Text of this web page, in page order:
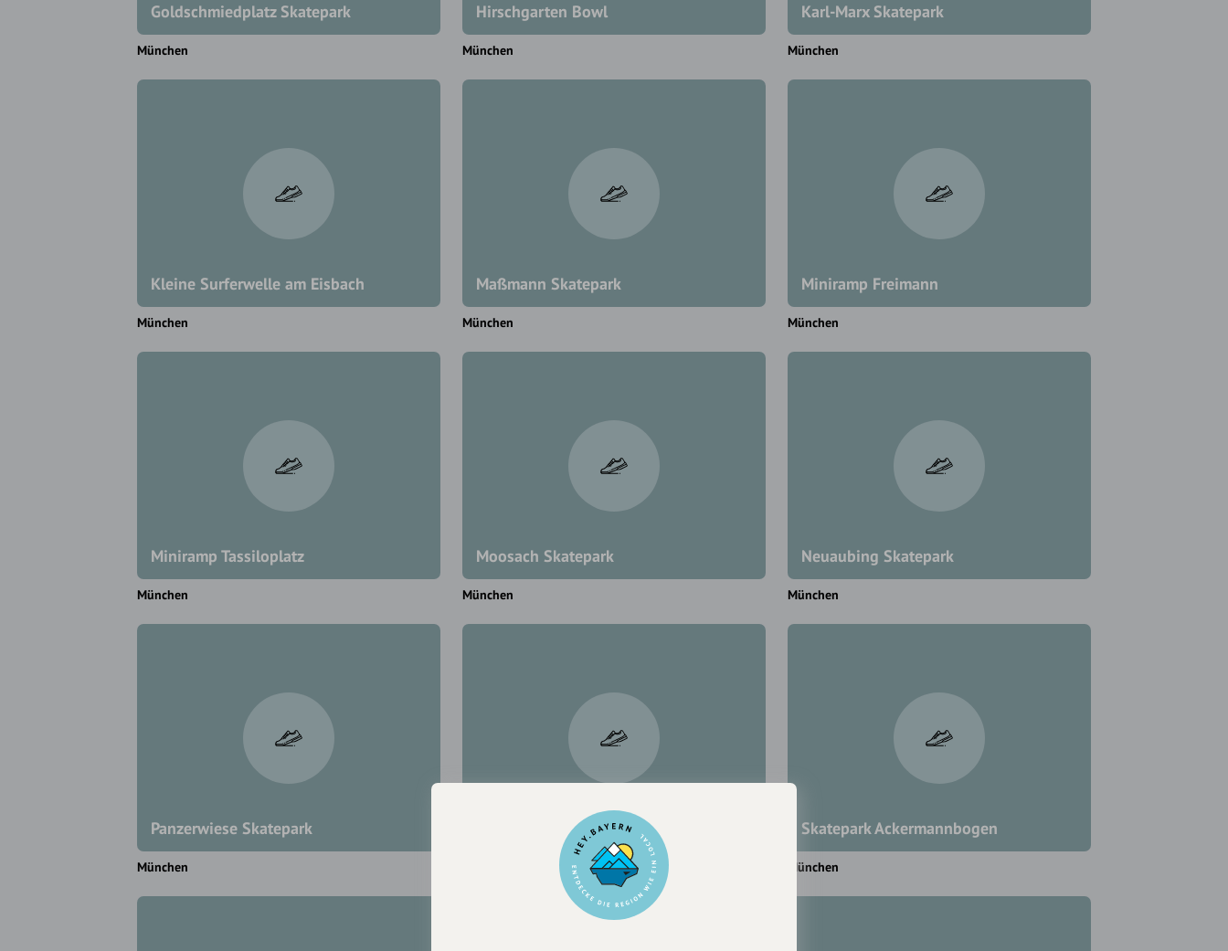
Goldschmiedplatz Skatepark
München
Hirschgarten Bowl
München
Karl-Marx Skatepark
München
Kleine Surferwelle am Eisbach
München
Maßmann Skatepark
München
Miniramp Freimann
München
Miniramp Tassiloplatz
München
Moosach Skatepark
München
Neuaubing Skatepark
München
Panzerwiese Skatepark
München
Postwiese Skatepark Skatepark Ackermannbogen
München